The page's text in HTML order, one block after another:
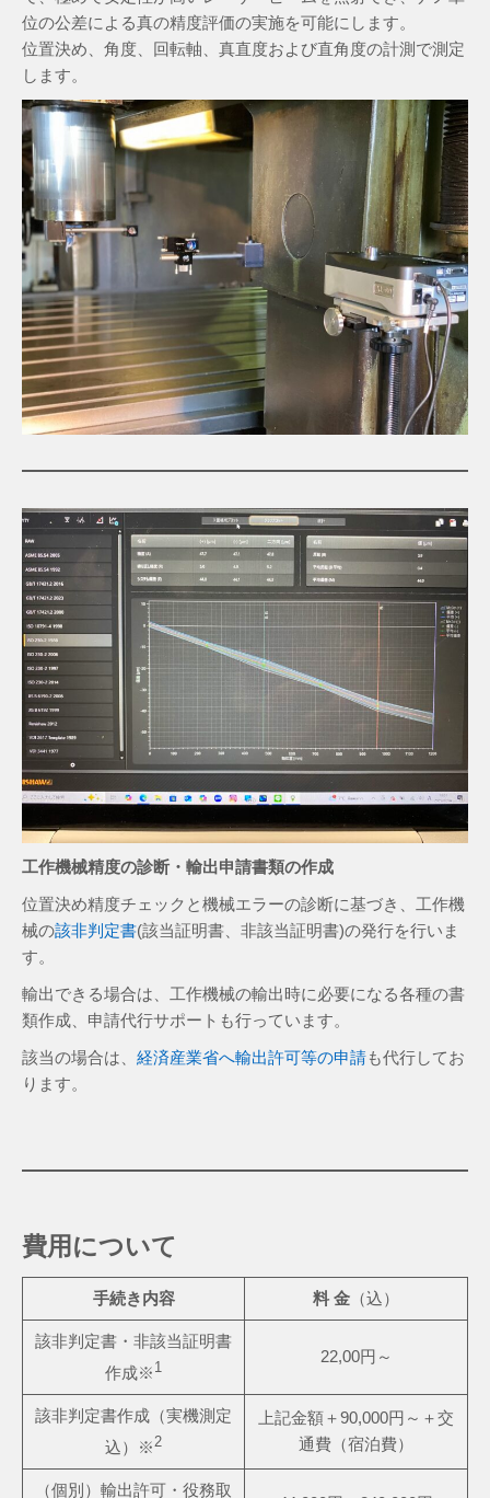
位の公差による真の精度評価の実施を可能にします。
位置決め、角度、回転軸、真直度および直角度の計測で測定
します。
工作機械精度の診断・輸出申請書類の作成
位置決め精度チェックと機械エラーの診断に基づき、工作機
械の該非判定書(該当証明書、非該当証明書)の発行を行いま
す。
輸出できる場合は、工作機械の輸出時に必要になる各種の書
類作成、申請代行サポートも行っています。
該当の場合は、 経済産業省へ輸出許可等の申請も代行してお
ります。
費用について
手続き内容 料 金 （込）
該非判定書・非該当証明書
作成※ 1
22,00円～
該非判定書作成（実機測定
込）※2
上記金額＋90,000円～＋交
通費（宿泊費）
（個別）輸出許可・役務取